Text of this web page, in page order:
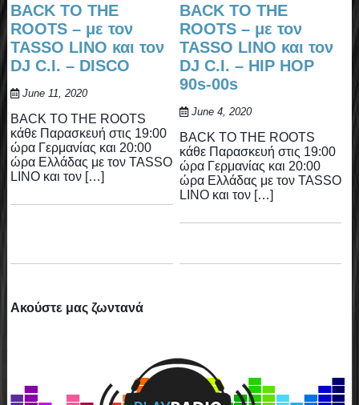
BACK TO THE
ROOTS – με τον
TASSO LINO και τον
DJ C.I. – DISCO
June 11, 2020
BACK TO THE ROOTS
κάθε Παρασκευή στις 19:00
ώρα Γερμανίας και 20:00
ώρα Ελλάδας με τον TASSO
LINO και τον […]
BACK TO THE
ROOTS – με τον
TASSO LINO και τον
DJ C.I. – HIP HOP
90s-00s
June 4, 2020
BACK TO THE ROOTS
κάθε Παρασκευή στις 19:00
ώρα Γερμανίας και 20:00
ώρα Ελλάδας με τον TASSO
LINO και τον […]
Ακούστε μας ζωντανά